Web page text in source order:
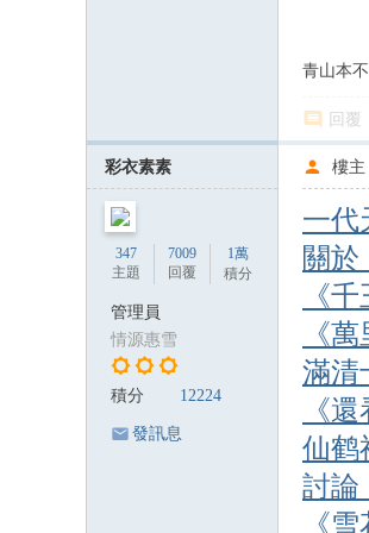
青山本
回覆
彩衣素素
347
主題
7009
回覆
1萬
積分
管理員
情源惠雪
積分 12224
發訊息
樓主
一
關於
《
《
滿清
《
仙鹤
討論
《